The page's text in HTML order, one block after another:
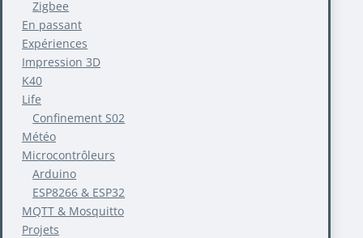
Zigbee
En passant
Expériences
Impression 3D
K40
Life
Confinement S02
Météo
Microcontrôleurs
Arduino
ESP8266 & ESP32
MQTT & Mosquitto
Projets